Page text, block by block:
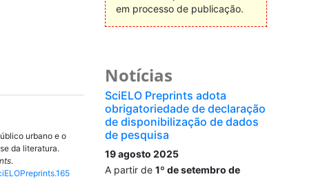
urbano e o
da literatura.
.
em processo de publicação.
Notícias
SciELO Preprints adota
obrigatoriedade de declaração
de disponibilização de dados
de pesquisa
19 agosto 2025
A partir de 1º de setembro de